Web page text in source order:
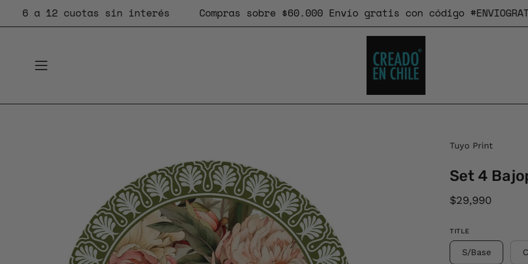
Saltar
a 12 cuotas sin interés Compras sobre $60.000Envío gratiscon código #ENVIOGRATIS
Abrir
de
Tuyo Print
Set 4
$29,990
TITLE
S/Base